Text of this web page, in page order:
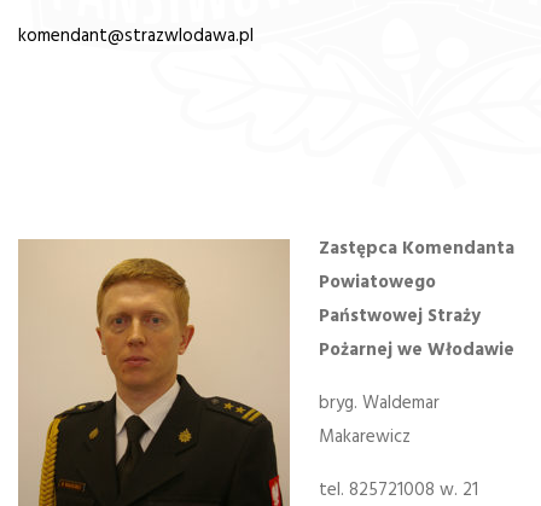
komendant@strazwlodawa.pl
Zastępca Komendanta
Powiatowego
Państwowej Straży
Pożarnej we Włodawie
bryg. Waldemar
Makarewicz
tel. 825721008 w. 21